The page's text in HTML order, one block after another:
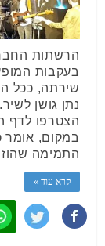
הרשתות
בעקבות
שירתה, ככל
נתן גושן
הצטרפו לדף
במקום, אומר
התמימה
קרא עוד »